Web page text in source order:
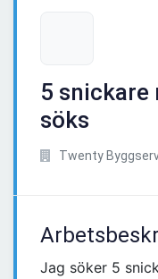
5 snickare
söks
Twenty
Jag söker 5